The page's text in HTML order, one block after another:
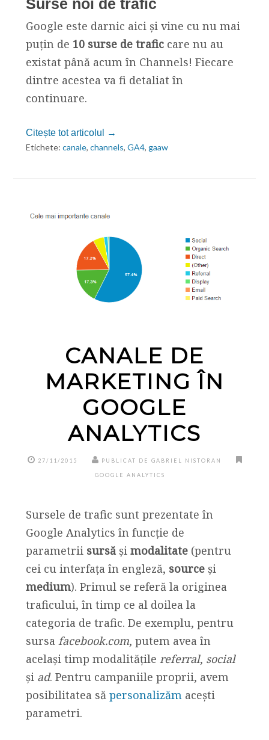
Surse noi de trafic
Google este darnic aici și vine cu nu mai
puțin de 10 surse de traficcare nu au
existat până acum în Channels! Fiecare
dintre acestea va fi detaliat în
continuare.
Citește tot articolul →
Etichete: canale, channels, GA4, gaaw
CANALE DE
MARKETING ÎN
GOOGLE
ANALYTICS
27/11/2015 PUBLICAT DE GABRIEL NISTORAN
GOOGLE ANALYTICS
Sursele de trafic sunt prezentate în
Google Analytics în funcție de
parametrii sursăși modalitate(pentru
cei cu interfața în engleză, sourceși
medium). Primul se referă la originea
traficului, în timp ce al doilea la
categoria de trafic. De exemplu, pentru
sursa facebook.com, putem avea în
același timp modalitățile referral, social
și ad. Pentru campaniile proprii, avem
posibilitatea să personalizămacești
parametri.